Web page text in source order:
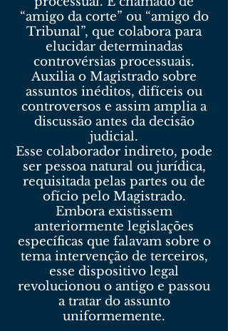
“amigo da corte” ou “amigo do
Tribunal”, que colabora para
elucidar determinadas
controvérsias processuais.
Auxilia o Magistrado sobre
assuntos inéditos, difíceis ou
controversos e assim amplia a
discussão antes da decisão
judicial.
Esse colaborador indireto, pode
ser pessoa natural ou jurídica,
requisitada pelas partes ou de
ofício pelo Magistrado.
Embora existissem
anteriormente legislações
específicas que falavam sobre o
tema intervenção de terceiros,
esse dispositivo legal
revolucionou o antigo e passou
a tratar do assunto
uniformemente.